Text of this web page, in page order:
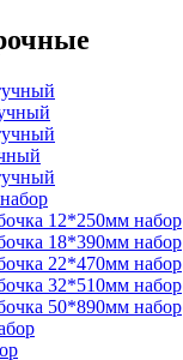
12*250мм набор
18*390мм набор
22*470мм набор
32*510мм набор
50*890мм набор